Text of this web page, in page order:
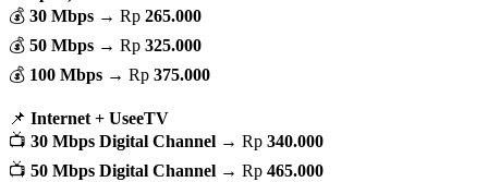
💰 30 Mbps → Rp 265.000
💰 50 Mbps → Rp 325.000
💰 100 Mbps → Rp 375.000
📌 Internet + UseeTV
📺 30 Mbps Digital Channel → Rp 340.000
📺 50 Mbps Digital Channel → Rp 465.000